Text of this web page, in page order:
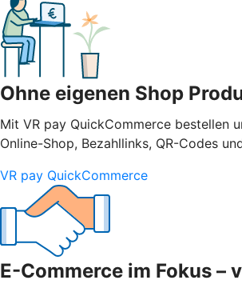
Ohne eigenen Shop
Mit VR pay QuickCommerce bestellen
Online-Shop, Bezahllinks, QR-Codes
VR pay QuickCommerce
E-Commerce im Fokus –